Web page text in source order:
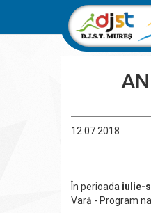
12.07.2018
În perioada iulie-
Vară - Program